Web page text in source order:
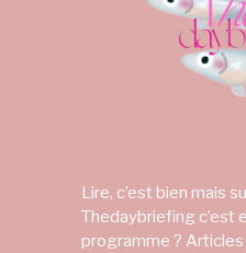
Lire, c’est bien mais
Thedaybriefing c’est
programme ?